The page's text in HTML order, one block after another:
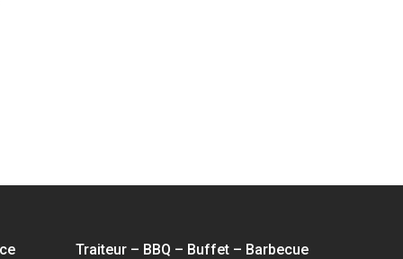
Traiteur – BBQ – Buffet – Barbecue